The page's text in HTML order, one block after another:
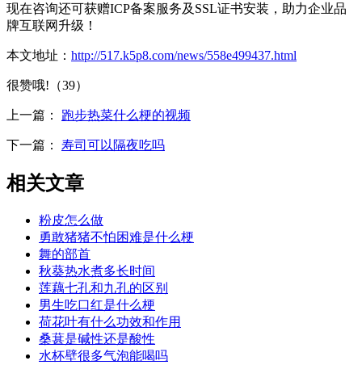
现在咨询还可获赠ICP备案服务及SSL证书安装，助力企业品
牌互联网升级！
本文地址： http://517.k5p8.com/news/558e499437.html
很赞哦!（39）
上一篇： 跑步热菜什么梗的视频
下一篇： 寿司可以隔夜吃吗
相关文章
粉皮怎么做
勇敢猪猪不怕困难是什么梗
舞的部首
秋葵热水煮多长时间
莲藕七孔和九孔的区别
男生吃口红是什么梗
荷花叶有什么功效和作用
桑葚是碱性还是酸性
水杯壁很多气泡能喝吗